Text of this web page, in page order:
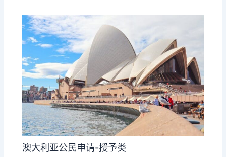
澳大利亚公民申请-授予类